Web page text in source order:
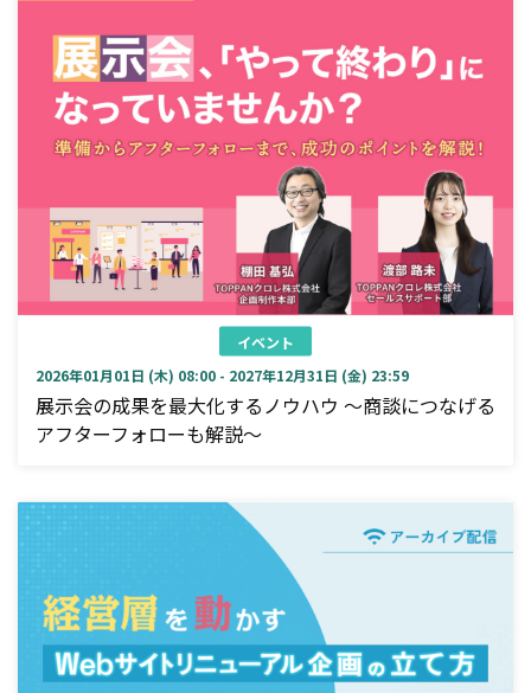
イベント
2026年01月01日 (木) 08:00 - 2027年12月31日 (金) 23:59
展示会の成果を最大化するノウハウ ～商談につなげる
アフターフォローも解説～